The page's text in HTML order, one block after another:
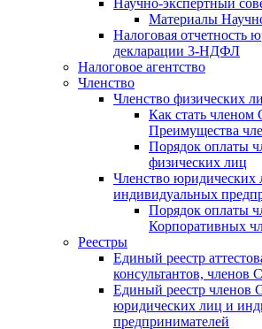
Научно-экспертный
Материалы
Налоговая отчетность
декларации 3-НДФЛ
Налоговое агентство
Членство
Членство физических
Как стать
Преимущества
Порядок оплаты
физических лиц
Членство юридических
индивидуальных
Порядок оплаты
Корпоративных
Реестры
Единый реестр
консультантов,
Единый реестр
юридических лиц и
предпринимателей